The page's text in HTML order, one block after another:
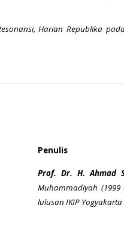
Harian Republika
Penulis
Prof. Dr. H. Ahmad
Muhammadiyah (1999
lulusan IKIP